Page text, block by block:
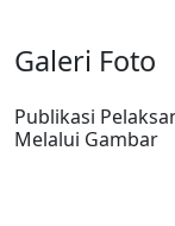
Galeri Foto
Publikasi
Melalui Gambar